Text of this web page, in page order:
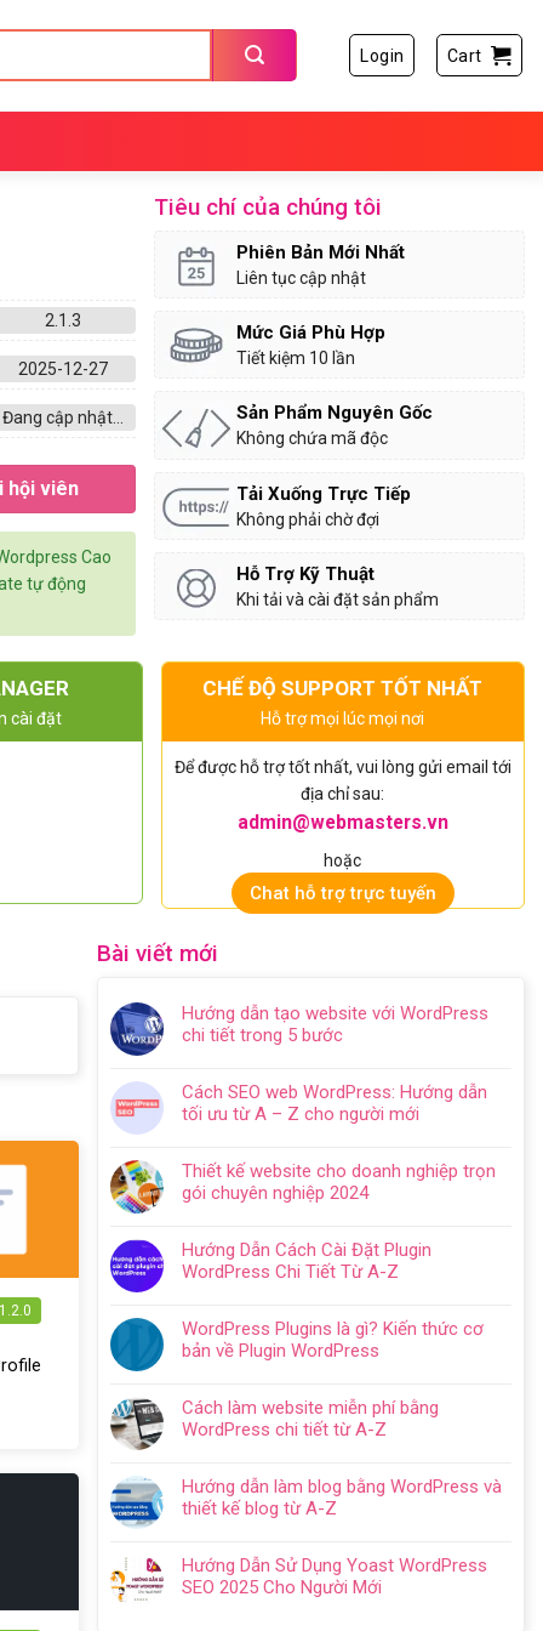
Login Cart
2.1.3
2025-12-27
Đang cập nhật...
hội viên
Cao
tự động
Tiêu chí của chúng tôi
Phiên Bản Mới Nhất
Liên tục cập nhật
Mức Giá Phù Hợp
Tiết kiệm 10 lần
Sản Phẩm Nguyên Gốc
Không chứa mã độc
Tải Xuống Trực Tiếp
Không phải chờ đợi
Hỗ Trợ Kỹ Thuật
Khi tải và cài đặt sản phẩm
cài đặt
CHẾ ĐỘ SUPPORT TỐT NHẤT
Hỗ trợ mọi lúc mọi nơi
Để được hỗ trợ tốt nhất, vui lòng gửi email tới
địa chỉ sau:
admin@webmasters.vn
hoặc
Chat hỗ trợ trực tuyến
1.2.0
Bài viết mới
Hướng dẫn tạo website với WordPress
chi tiết trong 5 bước
bình
luận
Hướng
dẫn
tạo
với
WordPress
tiết
trong
5
Cách SEO web WordPress: Hướng dẫn
tối ưu từ A – Z cho người mới
bình
luận
Cách
SEO
Hướng
dẫn
ưu
từ
A
Z
cho
Thiết kế website cho doanh nghiệp trọn
gói chuyên nghiệp 2024
bình
luận
Thiết
kế
doanh
nghiệp
gói
chuyên
nghiệp
Hướng Dẫn Cách Cài Đặt Plugin
WordPress Chi Tiết Từ A-Z
bình
luận
Hướng
Dẫn
Đặt
Plugin
Chi
Tiết
Từ
WordPress Plugins là gì? Kiến thức cơ
bản về Plugin WordPress
bình
luận
WordPress
Plugins
Kiến
thức
Cách làm website miễn phí bằng
WordPress chi tiết từ A-Z
bình
luận
Cách
làm
Hướng dẫn làm blog bằng WordPress và
thiết kế blog từ A-Z
bình
luận
Hướng Dẫn Sử Dụng Yoast WordPress
SEO 2025 Cho Người Mới